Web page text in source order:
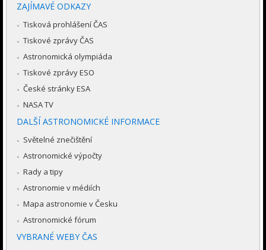
ZAJÍMAVÉ ODKAZY
Tisková prohlášení ČAS
Tiskové zprávy ČAS
Astronomická olympiáda
Tiskové zprávy ESO
České stránky ESA
NASA TV
DALŠÍ ASTRONOMICKÉ INFORMACE
Světelné znečištění
Astronomické výpočty
Rady a tipy
Astronomie v médiích
Mapa astronomie v Česku
Astronomické fórum
VYBRANÉ WEBY ČAS